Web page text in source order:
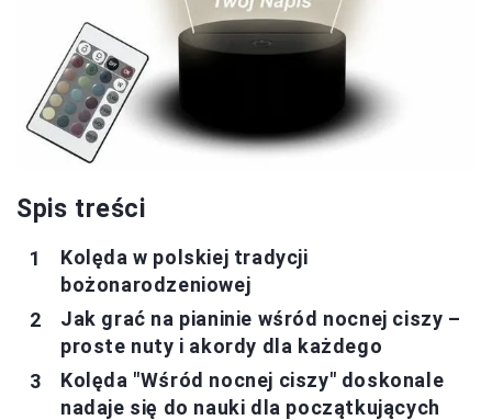
Spis treści
Kolęda w polskiej tradycji
bożonarodzeniowej
Jak grać na pianinie wśród nocnej ciszy –
proste nuty i akordy dla każdego
Kolęda "Wśród nocnej ciszy" doskonale
nadaje się do nauki dla początkujących